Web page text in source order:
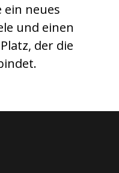
ein neues
und einen
der die